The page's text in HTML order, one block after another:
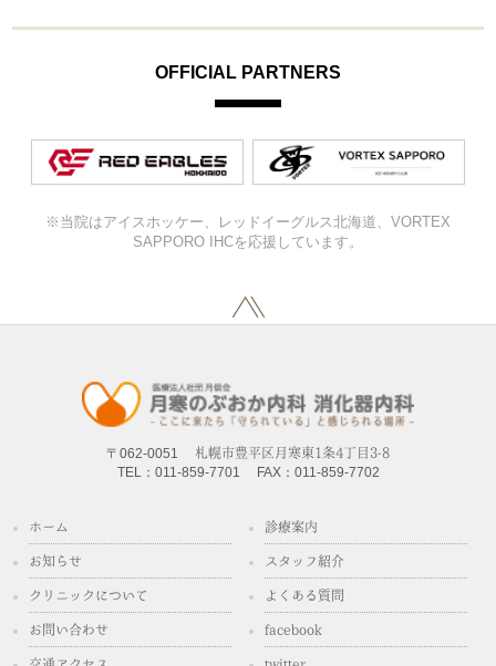
OFFICIAL PARTNERS
※当院はアイスホッケー、レッドイーグルス北海道、VORTEX
SAPPORO IHCを応援しています。
〒062-0051 札幌市豊平区月寒東1条4丁目3-8
TEL：011-859-7701 FAX：011-859-7702
ホーム
お知らせ
クリニックについて
診療案内
スタッフ紹介
よくある質問
お問い合わせ facebook®